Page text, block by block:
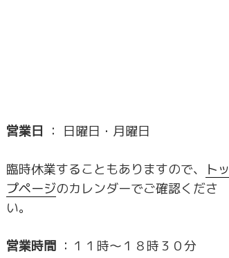
営業日 ： 日曜日・月曜日
臨時休業することもありますので、
トッ
プページのカレンダーでご確認くださ
い。
営業時間 ：１１時～１８時３０分